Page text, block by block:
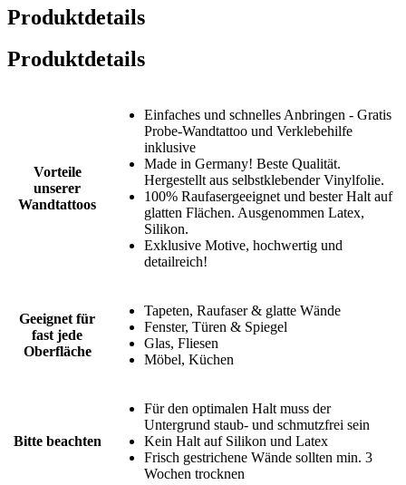
Produktdetails
Produktdetails
Vorteile
unserer
Wandtattoos
Einfaches und schnelles Anbringen - Gratis
Probe-Wandtattoo und Verklebehilfe
inklusive
Made in Germany! Beste Qualität.
Hergestellt aus selbstklebender Vinylfolie.
100% Raufasergeeignet und bester Halt auf
glatten Flächen. Ausgenommen Latex,
Silikon.
Exklusive Motive, hochwertig und
detailreich!
Geeignet für
fast jede
Oberfläche
Tapeten, Raufaser & glatte Wände
Fenster, Türen & Spiegel
Glas, Fliesen
Möbel, Küchen
Bitte beachten
Für den optimalen Halt muss der
Untergrund staub- und schmutzfrei sein
Kein Halt auf Silikon und Latex
Frisch gestrichene Wände sollten min. 3
Wochen trocknen